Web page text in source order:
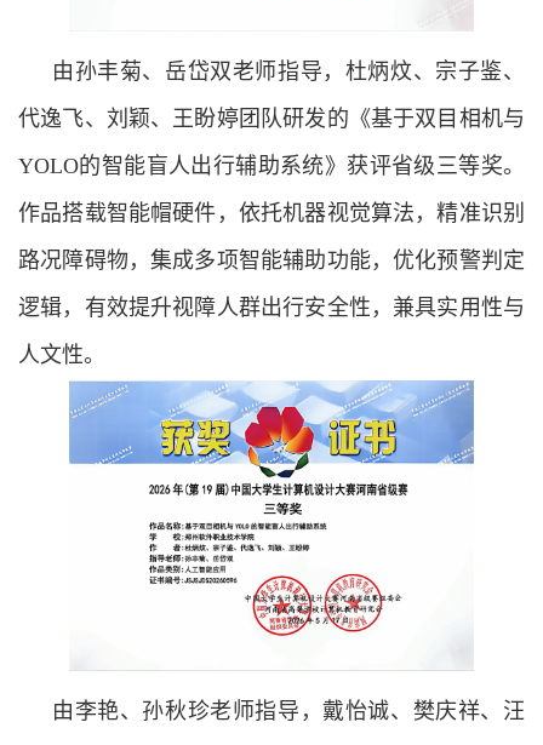
由孙丰菊、岳岱双老师指导，杜炳炆、宗子鉴、
代逸飞、刘颖、王盼婷团队研发的《基于双目相机与
YOLO的智能盲人出行辅助系统》获评省级三等奖。
作品搭载智能帽硬件，依托机器视觉算法，精准识别
路况障碍物，集成多项智能辅助功能，优化预警判定
逻辑，有效提升视障人群出行安全性，兼具实用性与
人文性。
由李艳、孙秋珍老师指导，戴怡诚、樊庆祥、汪